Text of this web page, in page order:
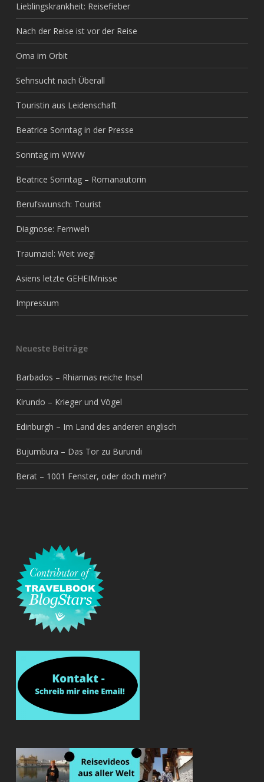
Lieblingskrankheit: Reisefieber
Nach der Reise ist vor der Reise
Oma im Orbit
Sehnsucht nach Überall
Touristin aus Leidenschaft
Beatrice Sonntag in der Presse
Sonntag im WWW
Beatrice Sonntag – Romanautorin
Berufswunsch: Tourist
Diagnose: Fernweh
Traumziel: Weit weg!
Asiens letzte GEHEIMnisse
Impressum
Neueste Beiträge
Barbados – Rhiannas reiche Insel
Kirundo – Krieger und Vögel
Edinburgh – Im Land des anderen englisch
Bujumbura – Das Tor zu Burundi
Berat – 1001 Fenster, oder doch mehr?